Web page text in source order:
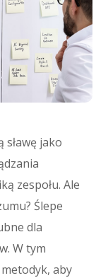
sławę jako
zespołu. Ale
Ślepe
dla
W tym
aby